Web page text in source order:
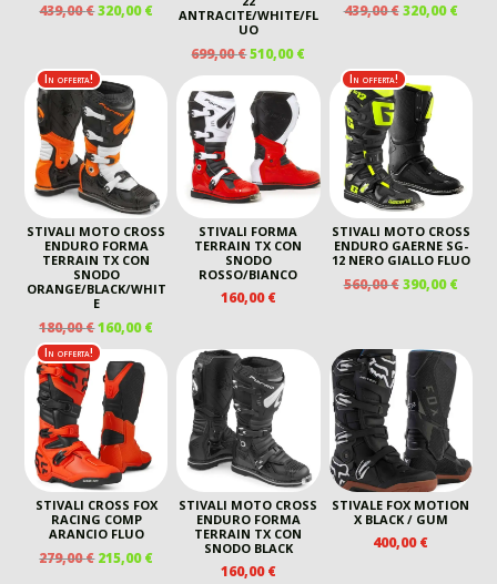
439,00€IL
ERA:
439,00 €.
320,00€IL
ATTUALE
320,00 €.
ANTRACITE/WHITE/FL
UO
699,00€IL
PREZZO
ORIGINALE
ERA:
699,00 €.
510,00€IL
PREZZO
ATTUALE
510,00 €.
439,00€ IL
ERA:
439,00 €.
320,00€IL
In offerta!
STIVALI MOTO CROSS
ENDURO FORMA
TERRAIN TX CON
SNODO
ORANGE/BLACK/WHIT
E
180,00€IL
PREZZO
ORIGINALE
ERA:
180,00 €.
160,00€IL
PREZZO
ATTUALE
160,00 €.
STIVALI FORMA
TERRAIN TX CON
SNODO
ROSSO/BIANCO
160,00€
In offerta!
STIVALI MOTO CROSS
ENDURO GAERNE SG-
12 NERO GIALLO FLUO
560,00€ IL
560,00 €.
390,00€IL
In offerta!
STIVALI CROSS FOX
RACING COMP
ARANCIO FLUO
279,00€ IL
215,00€IL
STIVALI MOTO CROSS
ENDURO FORMA
TERRAIN TX CON
SNODO BLACK
160,00€
STIVALE FOX MOTION
X BLACK / GUM
400,00€